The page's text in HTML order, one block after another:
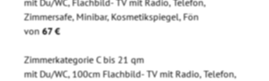
mit Du/WC, Flachbild- TV mit Radio, Telefon,
Zimmersafe, Minibar, Kosmetikspiegel, Fön
von67 €
Zimmerkategorie C bis 21 qm
mit Du/WC, 100cm Flachbild- TV mit Radio, Telefon,